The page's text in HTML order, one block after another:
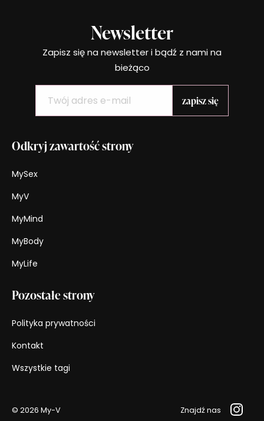
Odkryj zawartość strony
MySex
MyV
MyMind
MyBody
MyLife
Pozostałe strony
Polityka prywatności
Kontakt
Wszystkie tagi
Newsletter
Zapisz się na newsletter i bądź z nami na
bieżąco
© 2026 My-V Znajdź nas